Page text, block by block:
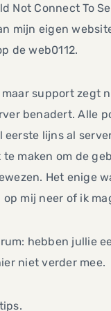
Not Connect To
mijn eigen
de web0112.
support zegt
benadert. Alle
lijns al
maken om de
Het enige
mij neer of ik
hebben jullie
niet verder mee.